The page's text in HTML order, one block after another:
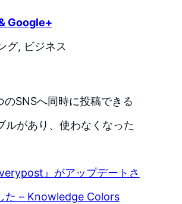
Google+
グ, ビジネス
SNSへ同時に投稿できる
があり、使わなくなった
』がアップデートさ
た – Knowledge Colors